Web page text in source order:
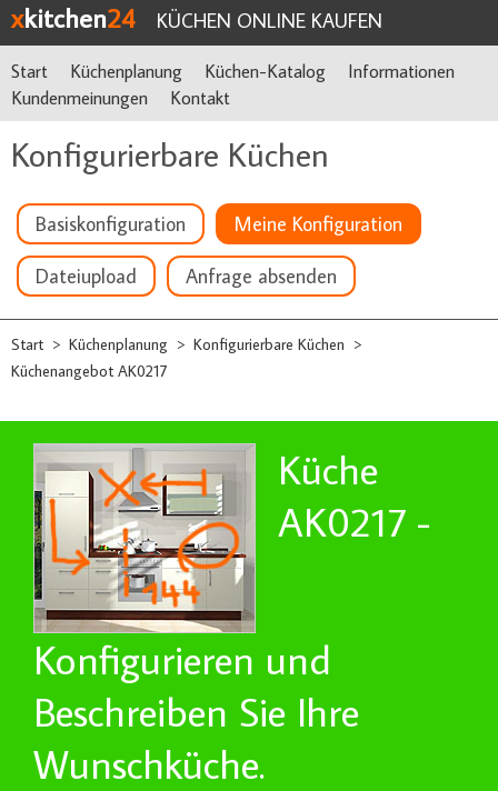
xkitchen24 KÜCHEN ONLINE KAUFEN
Start Küchenplanung Küchen-Katalog
Informationen
Kundenmeinungen
Kontakt
Konfigurierbare Küchen
Basiskonfiguration Meine Konfiguration
Dateiupload Anfrage absenden
Start > Küchenplanung > Konfigurierbare Küchen >
Küchenangebot AK0217
Küche
AK0217 -
Konfigurieren und
Beschreiben Sie Ihre
Wunschküche.